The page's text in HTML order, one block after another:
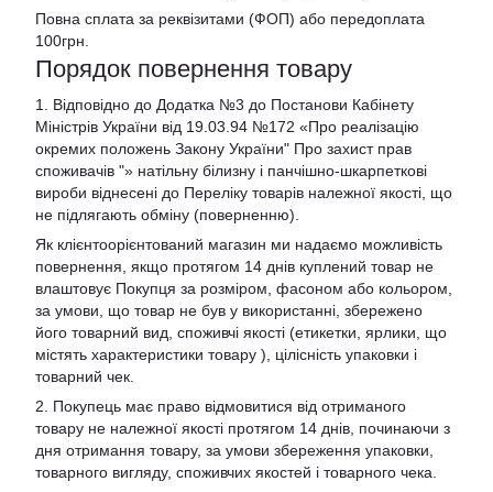
Повна сплата за реквізитами (ФОП) або передоплата
100грн.
Порядок повернення товару
1. Відповідно до Додатка №3 до Постанови Кабінету
Міністрів України від 19.03.94 №172 «Про реалізацію
окремих положень Закону України" Про захист прав
споживачів "» натільну білизну і панчішно-шкарпеткові
вироби віднесені до Переліку товарів належної якості, що
не підлягають обміну (поверненню).
Як клієнтоорієнтований магазин ми надаємо можливість
повернення, якщо протягом 14 днів куплений товар не
влаштовує Покупця за розміром, фасоном або кольором,
за умови, що товар не був у використанні, збережено
його товарний вид, споживчі якості (етикетки, ярлики, що
містять характеристики товару ), цілісність упаковки і
товарний чек.
2. Покупець має право відмовитися від отриманого
товару не належної якості протягом 14 днів, починаючи з
дня отримання товару, за умови збереження упаковки,
товарного вигляду, споживчих якостей і товарного чека.